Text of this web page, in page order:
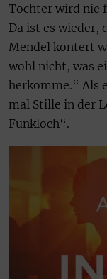
Tochter wird nie
Da ist es wieder,
Mendel kontert
wohl nicht, was
herkomme.“ Als
mal Stille in der
Funkloch“.